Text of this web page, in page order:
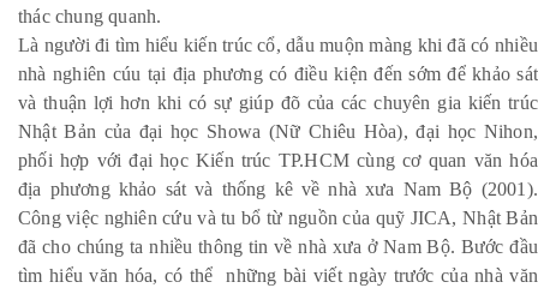
thác chung quanh.
Là người đi tìm hiểu kiến trúc cổ, dẫu muộn màng khi đã có nhiều
nhà nghiên cúu tại địa phương có điều kiện đến sớm để khảo sát
và thuận lợi hơn khi có sự giúp đõ của các chuyên gia kiến trúc
Nhật Bản của đại học Showa (Nữ Chiêu Hòa), đại học Nihon,
phối hợp với đại học Kiến trúc TP.HCM cùng cơ quan văn hóa
địa phương khảo sát và thống kê về nhà xưa Nam Bộ (2001).
Công việc nghiên cứu và tu bổ từ nguồn của quỹ JICA, Nhật Bản
đã cho chúng ta nhiều thông tin về nhà xưa ở Nam Bộ. Bước đầu
tìm hiểu văn hóa, có thể những bài viết ngày trước của nhà văn